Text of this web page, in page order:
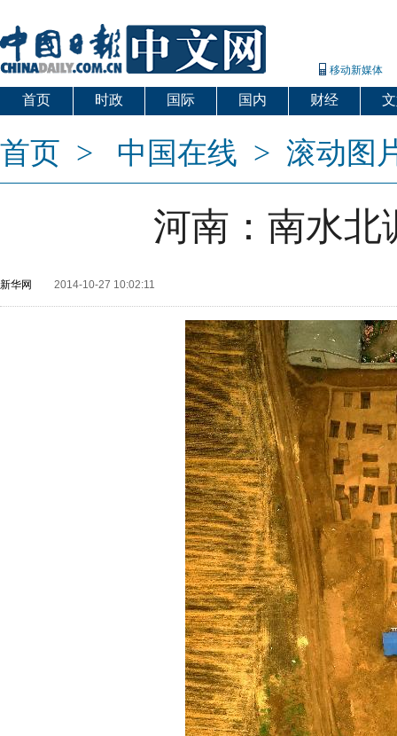
移动新媒体
首页 时政 国际 国内 财经
首页 > 中国在线 > 滚动图
河南：南水北
新华网 2014-10-27 10:02:11